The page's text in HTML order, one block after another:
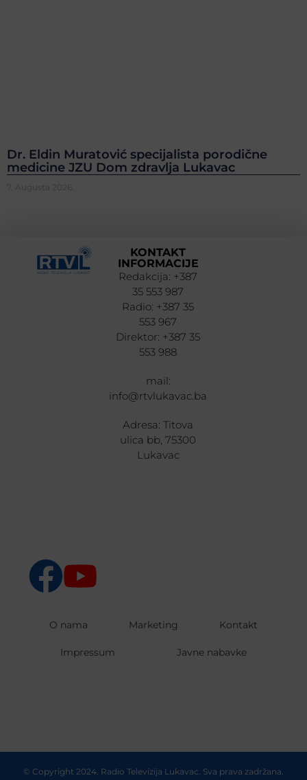
Dr. Eldin Muratović specijalista porodične
medicine JZU Dom zdravlja Lukavac
7. Augusta 2026.
KONTAKT
INFORMACIJE
Redakcija: +387
35 553 987
Radio: +387 35
553 967
Direktor: +387 35
553 988
mail:
info@rtvlukavac.ba
Adresa: Titova
ulica bb, 75300
Lukavac
O nama Marketing Kontakt
Impressum Javne nabavke
© Copyright 2024. Radio Televizija Lukavac. Sva prava zadržana.